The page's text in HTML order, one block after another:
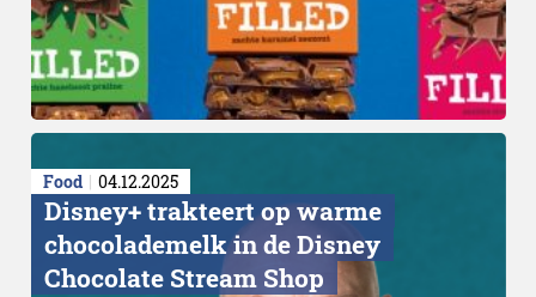
Food 04.12.2025
Disney+ trakteert op warme
chocolademelk in de Disney
Chocolate Stream Shop